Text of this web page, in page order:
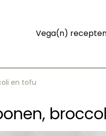
Vega(n)
en tofu